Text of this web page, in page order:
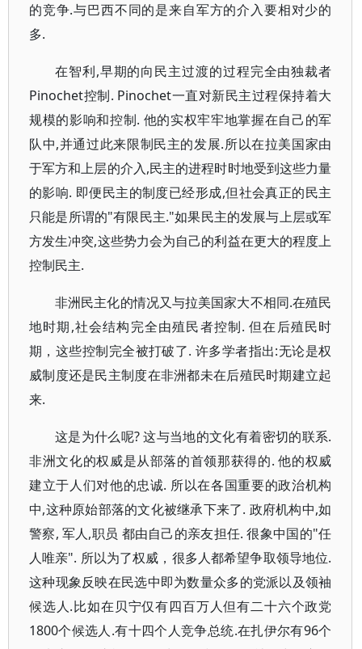
的竞争.与巴西不同的是来自军方的介入要相对少的
多.
在智利,早期的向民主过渡的过程完全由独裁者
Pinochet控制. Pinochet一直对新民主过程保持着大
规模的影响和控制. 他的实权牢牢地掌握在自己的军
队中,并通过此来限制民主的发展.所以在拉美国家由
于军方和上层的介入,民主的进程时时地受到这些力量
的影响. 即便民主的制度已经形成,但社会真正的民主
只能是所谓的"有限民主."如果民主的发展与上层或军
方发生冲突,这些势力会为自己的利益在更大的程度上
控制民主.
非洲民主化的情况又与拉美国家大不相同.在殖民
地时期,社会结构完全由殖民者控制. 但在后殖民时
期，这些控制完全被打破了. 许多学者指出:无论是权
威制度还是民主制度在非洲都未在后殖民时期建立起
来.
这是为什么呢? 这与当地的文化有着密切的联系.
非洲文化的权威是从部落的首领那获得的. 他的权威
建立于人们对他的忠诚. 所以在各国重要的政治机构
中,这种原始部落的文化被继承下来了. 政府机构中,如
警察, 军人,职员 都由自己的亲友担任. 很象中国的"任
人唯亲". 所以为了权威，很多人都希望争取领导地位.
这种现象反映在民选中即为数量众多的党派以及领袖
候选人.比如在贝宁仅有四百万人但有二十六个政党
1800个候选人.有十四个人竞争总统.在扎伊尔有96个